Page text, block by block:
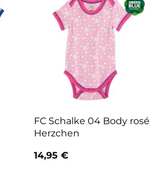
FC Schalke 04 Body rosé
Herzchen
14,95 €